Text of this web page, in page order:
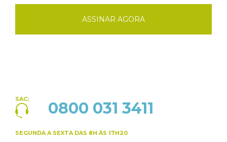
ASSINAR AGORA
SAC: 0800 031 3411
SEGUNDA A SEXTA DAS 8H ÀS 17H20